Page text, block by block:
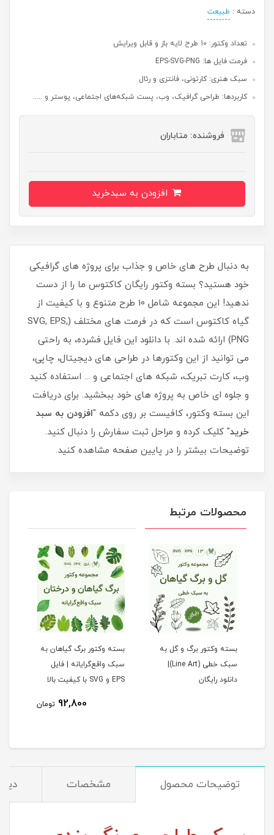
دسته : طبیعت
تعداد وکتور: 10 طرح لایه باز و قابل ویرایش
فرمت فایل ها: EPS-SVG-PNG
سبک هنری: کارتونی، فانتزی و رئال
کاربردها: طراحی گرافیک، وب، پست شبکه‌های اجتماعی، پوستر و .....
فروشنده: متاباران
به دنبال طرح های خاص و جذاب برای پروژه های گرافیکی
خود هستید؟ بسته وکتور رایگان کاکتوس ما را از دست
ندهید! این مجموعه شامل 10 طرح متنوع و با کیفیت از
گیاه کاکتوس است که در فرمت های مختلف (SVG, EPS,
PNG) ارائه شده اند. با دانلود این فایل فشرده، به راحتی
می توانید از این وکتورها در طراحی های دیجیتال، چاپی،
وب، کارت تبریک، شبکه های اجتماعی و ... استفاده کنید
و جلوه ای خاص به پروژه های خود ببخشید. برای دریافت
این بسته وکتور، کافیست بر روی دکمه "افزودن به سبد
خرید" کلیک کرده و مراحل ثبت سفارش را دنبال کنید.
توضیحات بیشتر را در پایین صفحه مشاهده کنید.
محصولات مرتبط
بسته وکتور برگ و گل به
سبک خطی (Line Art)|
دانلود رایگان
بسته وکتور برگ گیاهان به
سبک واقع‌گرایانه | فایل
EPS و SVG با کیفیت بالا
92,800 تومان
توضیحات محصول مشخصات